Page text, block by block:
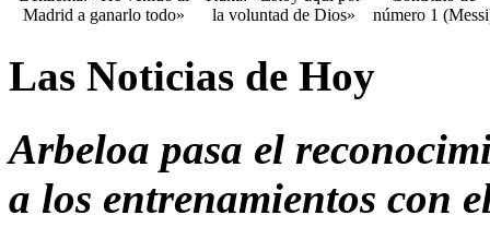
Madrid a ganarlo todo»
la voluntad de Dios»
número 1
Las Noticias de Hoy
Arbeloa pasa el
a los entrenamientos con